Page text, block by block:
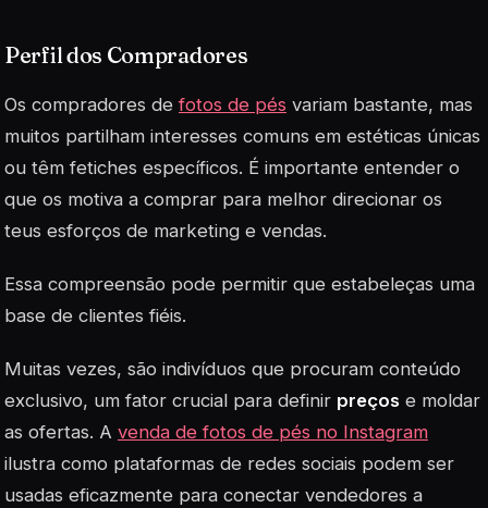
Perfil dos Compradores
Os compradores defotos de pés variam bastante, mas
muitos partilham interesses comuns em estéticas únicas
ou têm fetiches específicos. É importante entender o
que os motiva a comprar para melhor direcionar os
teus esforços de marketing e vendas.
Essa compreensão pode permitir que estabeleças uma
base de clientes fiéis.
Muitas vezes, são indivíduos que procuram conteúdo
exclusivo, um fator crucial para definir preços e moldar
as ofertas. A venda de fotos de pés no Instagram
ilustra como plataformas de redes sociais podem ser
usadas eficazmente para conectar vendedores a